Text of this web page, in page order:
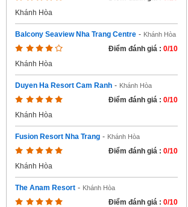
Khánh Hòa
Balcony Seaview Nha Trang Centre - Khánh Hòa
Điểm đánh giá : 0/10
Khánh Hòa
Duyen Ha Resort Cam Ranh - Khánh Hòa
Điểm đánh giá : 0/10
Khánh Hòa
Fusion Resort Nha Trang - Khánh Hòa
Điểm đánh giá : 0/10
Khánh Hòa
The Anam Resort - Khánh Hòa
Điểm đánh giá : 0/10